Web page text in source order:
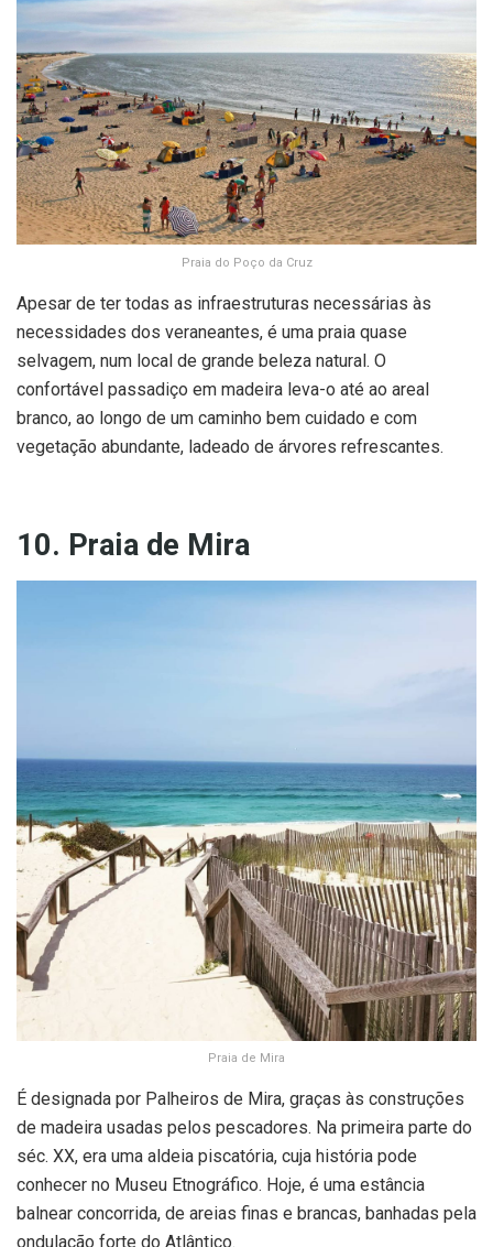
Praia do Poço da Cruz
Apesar de ter todas as infraestruturas necessárias às
necessidades dos veraneantes, é uma praia quase
selvagem, num local de grande beleza natural. O
confortável passadiço em madeira leva-o até ao areal
branco, ao longo de um caminho bem cuidado e com
vegetação abundante, ladeado de árvores refrescantes.
10. Praia de Mira
Praia de Mira
É designada por Palheiros de Mira, graças às construções
de madeira usadas pelos pescadores. Na primeira parte do
séc. XX, era uma aldeia piscatória, cuja história pode
conhecer no Museu Etnográfico. Hoje, é uma estância
balnear concorrida, de areias finas e brancas, banhadas pela
ondulação forte do Atlântico.